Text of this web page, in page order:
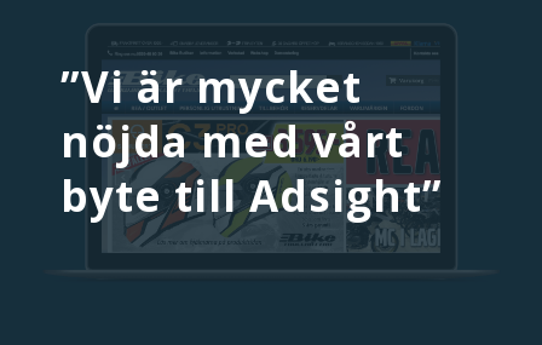
”Vi är mycket
nöjda med vårt
byte till Adsight”